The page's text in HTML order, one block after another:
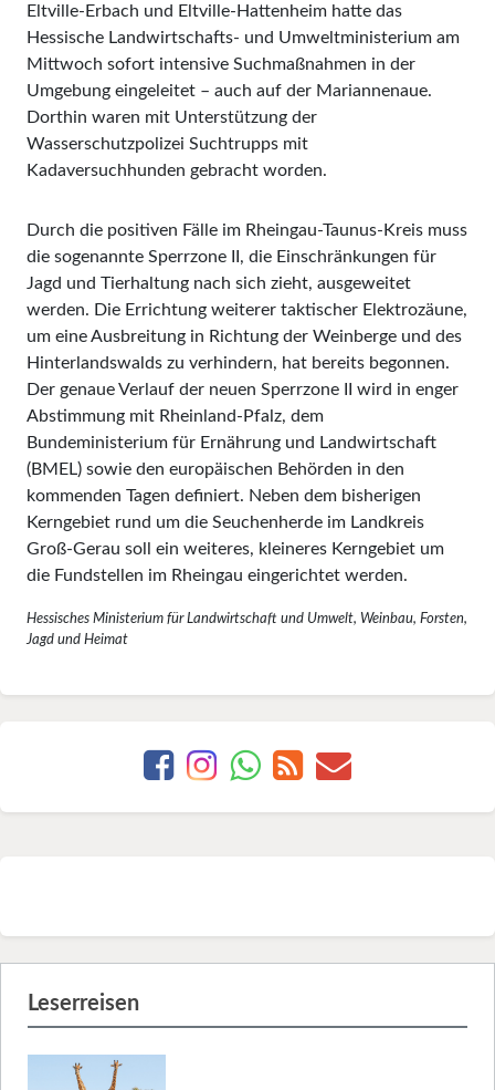
Eltville-Erbach und Eltville-Hattenheim hatte das
Hessische Landwirtschafts- und Umweltministerium am
Mittwoch sofort intensive Suchmaßnahmen in der
Umgebung eingeleitet – auch auf der Mariannenaue.
Dorthin waren mit Unterstützung der
Wasserschutzpolizei Suchtrupps mit
Kadaversuchhunden gebracht worden.
Durch die positiven Fälle im Rheingau-Taunus-Kreis muss
die sogenannte Sperrzone II, die Einschränkungen für
Jagd und Tierhaltung nach sich zieht, ausgeweitet
werden. Die Errichtung weiterer taktischer Elektrozäune,
um eine Ausbreitung in Richtung der Weinberge und des
Hinterlandswalds zu verhindern, hat bereits begonnen.
Der genaue Verlauf der neuen Sperrzone II wird in enger
Abstimmung mit Rheinland-Pfalz, dem
Bundeministerium für Ernährung und Landwirtschaft
(BMEL) sowie den europäischen Behörden in den
kommenden Tagen definiert. Neben dem bisherigen
Kerngebiet rund um die Seuchenherde im Landkreis
Groß-Gerau soll ein weiteres, kleineres Kerngebiet um
die Fundstellen im Rheingau eingerichtet werden.
Hessisches Ministerium für Landwirtschaft und Umwelt, Weinbau, Forsten,
Jagd und Heimat
Leserreisen